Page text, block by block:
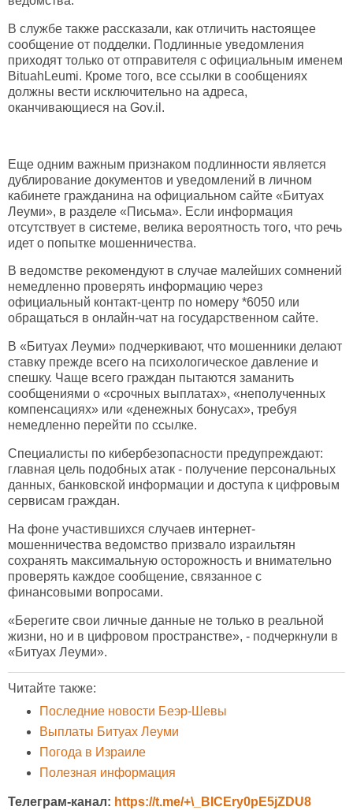
В службе также рассказали, как отличить настоящее
сообщение от подделки. Подлинные уведомления
приходят только от отправителя с официальным именем
BituahLeumi. Кроме того, все ссылки в сообщениях
должны вести исключительно на адреса,
оканчивающиеся на Gov.il.
Еще одним важным признаком подлинности является
дублирование документов и уведомлений в личном
кабинете гражданина на официальном сайте «Битуах
Леуми», в разделе «Письма». Если информация
отсутствует в системе, велика вероятность того, что речь
идет о попытке мошенничества.
В ведомстве рекомендуют в случае малейших сомнений
немедленно проверять информацию через
официальный контакт-центр по номеру *6050 или
обращаться в онлайн-чат на государственном сайте.
В «Битуах Леуми» подчеркивают, что мошенники делают
ставку прежде всего на психологическое давление и
спешку. Чаще всего граждан пытаются заманить
сообщениями о «срочных выплатах», «неполученных
компенсациях» или «денежных бонусах», требуя
немедленно перейти по ссылке.
Специалисты по кибербезопасности предупреждают:
главная цель подобных атак - получение персональных
данных, банковской информации и доступа к цифровым
сервисам граждан.
На фоне участившихся случаев интернет-
мошенничества ведомство призвало израильтян
сохранять максимальную осторожность и внимательно
проверять каждое сообщение, связанное с
финансовыми вопросами.
«Берегите свои личные данные не только в реальной
жизни, но и в цифровом пространстве», - подчеркнули в
«Битуах Леуми».
Читайте также:
Последние новости Беэр-Шевы
Выплаты Битуах Леуми
Погода в Израиле
Полезная информация
Телеграм-канал: https://t.me/+\_BICEry0pE5jZDU8